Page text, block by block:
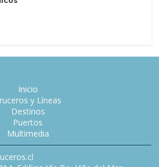
Inicio
y Líneas
Destinos
Puertos
Multimedia